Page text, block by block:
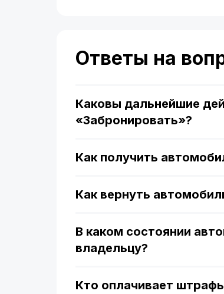
Ответы на
Каковы дальнейшие
«Забронировать»?
Как получить
Как вернуть
В каком состоянии
владельцу?
Кто оплачивает